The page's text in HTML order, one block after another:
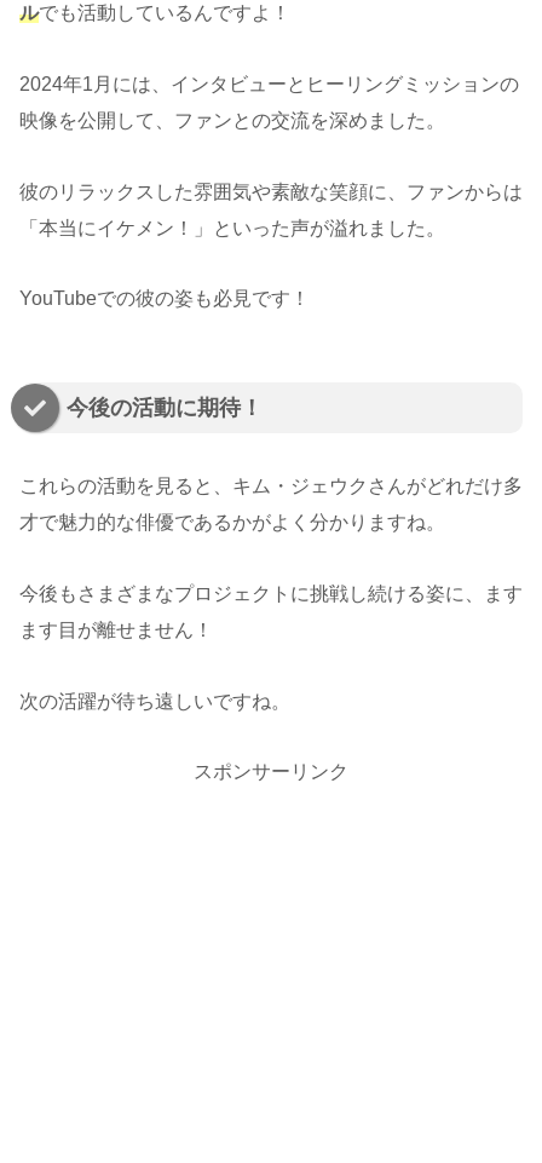
ルでも活動しているんですよ！
2024年1月には、インタビューとヒーリングミッションの
映像を公開して、ファンとの交流を深めました。
彼のリラックスした雰囲気や素敵な笑顔に、ファンからは
「本当にイケメン！」といった声が溢れました。
YouTubeでの彼の姿も必見です！
今後の活動に期待！
これらの活動を見ると、キム・ジェウクさんがどれだけ多
才で魅力的な俳優であるかがよく分かりますね。
今後もさまざまなプロジェクトに挑戦し続ける姿に、ます
ます目が離せません！
次の活躍が待ち遠しいですね。
スポンサーリンク